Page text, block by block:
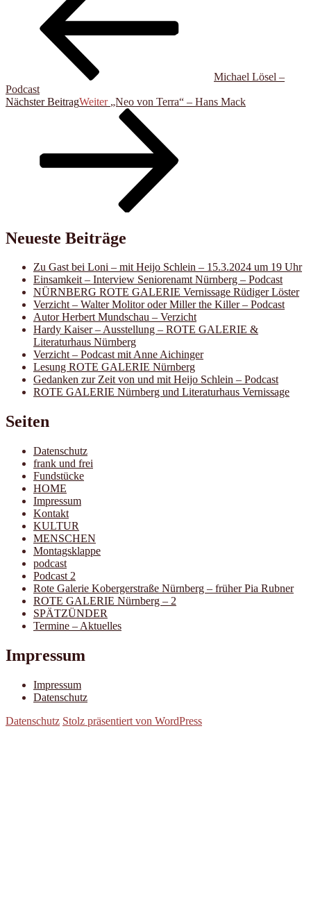
Michael Lösel –
Podcast
Nächster BeitragWeiter „Neo von Terra“ – Hans Mack
Neueste Beiträge
Zu Gast bei Loni – mit Heijo Schlein – 15.3.2024 um 19 Uhr
Einsamkeit – Interview Seniorenamt Nürnberg – Podcast
NÜRNBERG ROTE GALERIE Vernissage Rüdiger Löster
Verzicht – Walter Molitor oder Miller the Killer – Podcast
Autor Herbert Mundschau – Verzicht
Hardy Kaiser – Ausstellung – ROTE GALERIE &
Literaturhaus Nürnberg
Verzicht – Podcast mit Anne Aichinger
Lesung ROTE GALERIE Nürnberg
Gedanken zur Zeit von und mit Heijo Schlein – Podcast
ROTE GALERIE Nürnberg und Literaturhaus Vernissage
Seiten
Datenschutz
frank und frei
Fundstücke
HOME
Impressum
Kontakt
KULTUR
MENSCHEN
Montagsklappe
podcast
Podcast 2
Rote Galerie Kobergerstraße Nürnberg – früher Pia Rubner
ROTE GALERIE Nürnberg – 2
SPÄTZÜNDER
Termine – Aktuelles
Impressum
Impressum
Datenschutz
Datenschutz Stolz präsentiert von WordPress